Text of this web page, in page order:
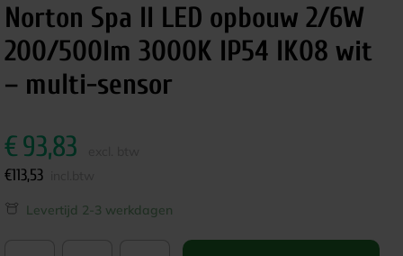
Norton Spa II LED opbouw 2/6W
200/500lm 3000K IP54 IK08 wit
– multi-sensor
€93,83
€113,53
Levertijd 2-3 werkdagen